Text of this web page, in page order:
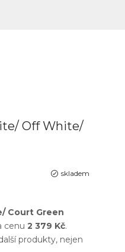
Off White/
skladem
Court Green
cenu 2 379 Kč.
produkty, nejen